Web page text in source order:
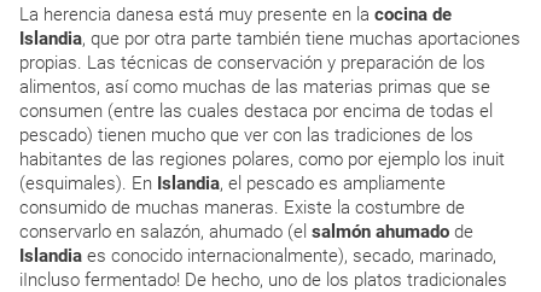
La herencia danesa está muy presente en la cocina de
Islandia, que por otra parte también tiene muchas aportaciones
propias. Las técnicas de conservación y preparación de los
alimentos, así como muchas de las materias primas que se
consumen (entre las cuales destaca por encima de todas el
pescado) tienen mucho que ver con las tradiciones de los
habitantes de las regiones polares, como por ejemplo los inuit
(esquimales). En Islandia, el pescado es ampliamente
consumido de muchas maneras. Existe la costumbre de
conservarlo en salazón, ahumado (el salmón ahumado de
Islandia es conocido internacionalmente), secado, marinado,
iIncluso fermentado! De hecho, uno de los platos tradicionales